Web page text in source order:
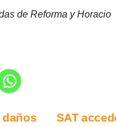
de Reforma y Horacio
SAT
daños